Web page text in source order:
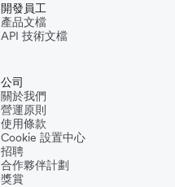
開發員工
產品文檔
API 技術文檔
公司
關於我們
營運原則
使用條款
Cookie 設置中心
招聘
合作夥伴計劃
獎賞